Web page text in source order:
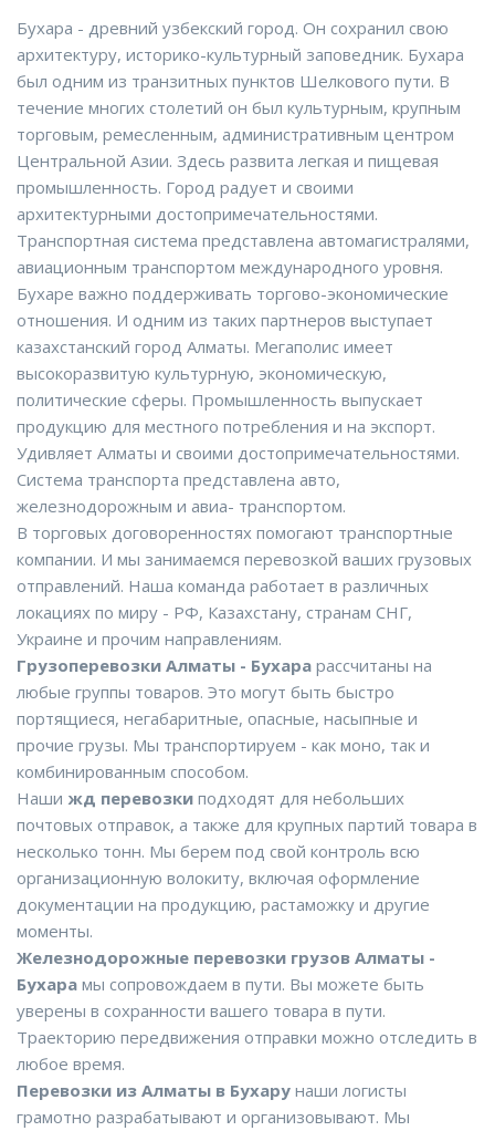
Бухара - древний узбекский город. Он сохранил свою
архитектуру, историко-культурный заповедник. Бухара
был одним из транзитных пунктов Шелкового пути. В
течение многих столетий он был культурным, крупным
торговым, ремесленным, административным центром
Центральной Азии. Здесь развита легкая и пищевая
промышленность. Город радует и своими
архитектурными достопримечательностями.
Транспортная система представлена автомагистралями,
авиационным транспортом международного уровня.
Бухаре важно поддерживать торгово-экономические
отношения. И одним из таких партнеров выступает
казахстанский город Алматы. Мегаполис имеет
высокоразвитую культурную, экономическую,
политические сферы. Промышленность выпускает
продукцию для местного потребления и на экспорт.
Удивляет Алматы и своими достопримечательностями.
Система транспорта представлена авто,
железнодорожным и авиа- транспортом.
В торговых договоренностях помогают транспортные
компании. И мы занимаемся перевозкой ваших грузовых
отправлений. Наша команда работает в различных
локациях по миру - РФ, Казахстану, странам СНГ,
Украине и прочим направлениям.
Грузоперевозки Алматы - Бухара рассчитаны на
любые группы товаров. Это могут быть быстро
портящиеся, негабаритные, опасные, насыпные и
прочие грузы. Мы транспортируем - как моно, так и
комбинированным способом.
Наши жд перевозки подходят для небольших
почтовых отправок, а также для крупных партий товара в
несколько тонн. Мы берем под свой контроль всю
организационную волокиту, включая оформление
документации на продукцию, растаможку и другие
моменты.
Железнодорожные перевозки грузов Алматы -
Бухара мы сопровождаем в пути. Вы можете быть
уверены в сохранности вашего товара в пути.
Траекторию передвижения отправки можно отследить в
любое время.
Перевозки из Алматы в Бухару наши логисты
грамотно разрабатывают и организовывают. Мы